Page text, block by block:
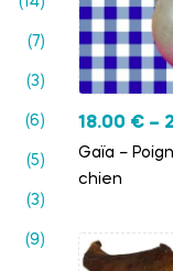
18.00 € –
Gaïa –
chien
(7)
(3)
(6)
(5)
(3)
(9)